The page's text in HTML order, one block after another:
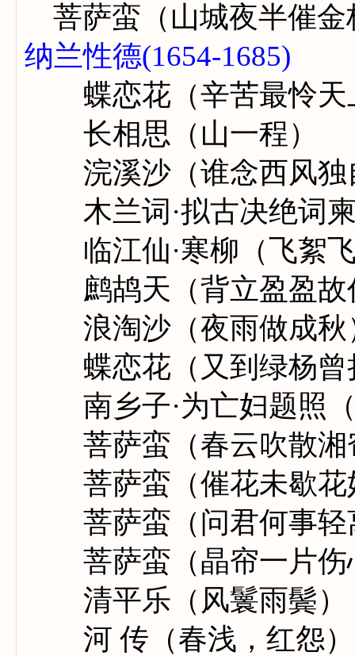
菩萨蛮（山城夜半催金
纳兰性德(1654-1685)
蝶恋花（辛苦最怜天
长相思（山一程）
浣溪沙（谁念西风独
木兰词·拟古决绝词
临江仙·寒柳（飞絮飞
鹧鸪天（背立盈盈故
浪淘沙（夜雨做成秋
蝶恋花（又到绿杨曾
南乡子·为亡妇题照（
菩萨蛮（春云吹散湘
菩萨蛮（催花未歇花
菩萨蛮（问君何事轻
菩萨蛮（晶帘一片伤
清平乐（风鬟雨鬓）
河 传（春浅，红怨）